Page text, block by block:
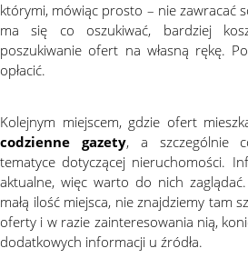
którymi, mówiąc prosto – nie zawracać
ma się co oszukiwać, bardziej
poszukiwanie ofert na własną rękę.
opłacić.
Kolejnym miejscem, gdzie ofert
codzienne gazety, a szczególnie
tematyce dotyczącej nieruchomości.
aktualne, więc warto do nich
małą ilość miejsca, nie znajdziemy tam
oferty i w razie zainteresowania nią,
dodatkowych informacji u źródła.